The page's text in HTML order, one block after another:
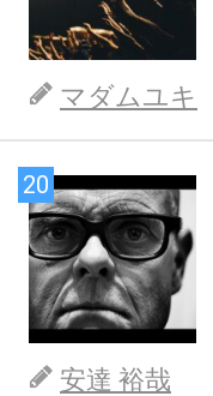
マダムユキ
20
安達 裕哉